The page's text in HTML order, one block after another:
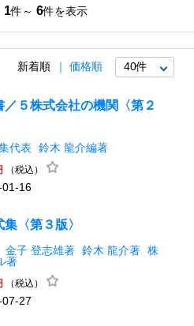
1件～ 6件を表示
新着順 価格順
／５株式会社の機関〈第２
代表 鈴木 龍介編著
（税込）
01-16
〈第３版〉
金子 登志雄著 鈴木 龍介著 株
著
（税込）
27